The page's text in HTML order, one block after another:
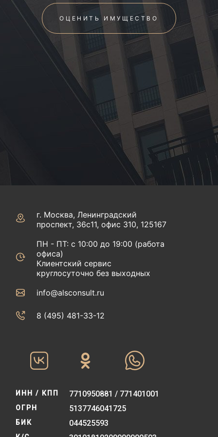
ОЦЕНИТЬ ИМУЩЕСТВО
г. Москва, Ленинградский
проспект, 36с11, офис 310, 125167
ПН - ПТ: с 10:00 до 19:00 (работа
офиса)
Клиентский сервис
круглосуточно без выходных
info@alsconsult.ru
8 (495) 481-33-12‬‬
ИНН / КПП 7710950881 / 771401001
ОГРН 5137746041725
БИК 044525593